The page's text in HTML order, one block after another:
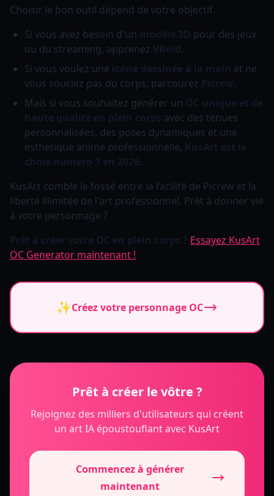
Choisir le bon outil dépend de votre objectif.
Si vous avez besoin d'un modèle 3D pour des jeux
ou du streaming, apprenez VRoid.
Si vous voulez une icône dessinée à la main et ne
vous souciez pas du corps, parcourez Picrew.
Mais si vous souhaitez générer un OC unique et de
haute qualité en plein corps avec des tenues
personnalisées, des poses dynamiques et une
esthétique anime professionnelle, KusArt est le
choix numéro 1 en 2026.
KusArt comble le fossé entre la facilité de Picrew et la
liberté illimitée de l'art professionnel. Prêt à donner vie
à votre personnage ?
Prêt à créer votre OC en plein corps ? Essayez KusArt
OC Generator maintenant !
✨Créez votre personnage OC
Prêt à créer le vôtre ?
Rejoignez des milliers d'utilisateurs qui créent
un art IA époustouflant avec KusArt
Commencez à générer
maintenant